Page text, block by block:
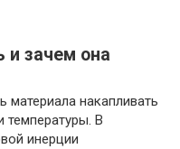
и зачем она
материала накапливать
температуры. В
инерции